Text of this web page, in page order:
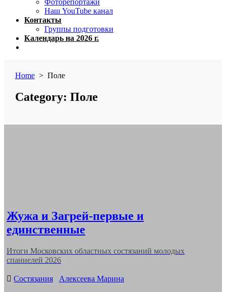
Фоторепортажи
Наш YouTube канал
Контакты
Группы подготовки
Календарь на 2026 г.
Home> Поле
Category: Поле
Жужа и Загрей-первые и
единственные
Итоги Московских областных состязаний молодых
спаниелей 2026
Categories
Состязания Алексеева Марина